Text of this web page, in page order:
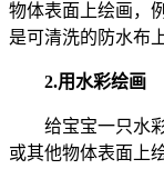
物体表面上绘画，
是可清洗的防水布上
2.用水彩绘画
给宝宝一只水彩
或其他物体表面上